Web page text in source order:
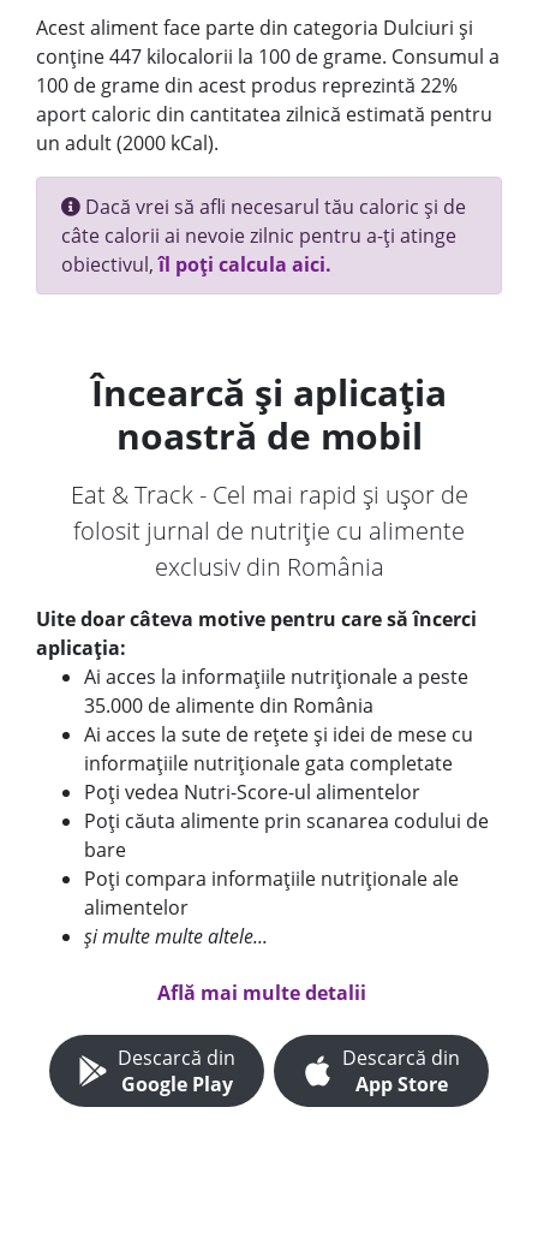
Acest aliment face parte din categoria Dulciuri și
conține 447 kilocalorii la 100 de grame. Consumul a
100 de grame din acest produs reprezintă 22%
aport caloric din cantitatea zilnică estimată pentru
un adult (2000 kCal).
Dacă vrei să afli necesarul tău caloric și de
câte calorii ai nevoie zilnic pentru a-ți atinge
obiectivul,îl poți calcula aici.
Încearcă și aplicația
noastră de mobil
Eat & Track - Cel mai rapid și ușor de
folosit jurnal de nutriție cu alimente
exclusiv din România
Uite doar câteva motive pentru care să încerci
aplicația:
Ai acces la informațiile nutriționale a peste
35.000 de alimente din România
Ai acces la sute de rețete și idei de mese cu
informațiile nutriționale gata completate
Poți vedea Nutri-Score-ul alimentelor
Poți căuta alimente prin scanarea codului de
bare
Poți compara informațiile nutriționale ale
alimentelor
și multe multe altele...
Află mai multe detalii
Descarcă din
Google Play
Descarcă din
App Store